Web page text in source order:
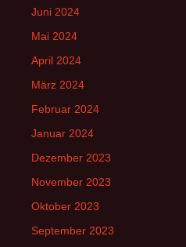
Juni 2024
Mai 2024
April 2024
März 2024
Februar 2024
Januar 2024
Dezember 2023
November 2023
Oktober 2023
September 2023